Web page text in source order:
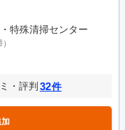
特殊清掃センター
・評判 32件